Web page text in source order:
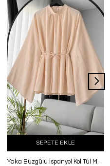
SEPETE EKLE
Yaka Büzgülü İspanyol Kol Tül Modal Bluz Somon